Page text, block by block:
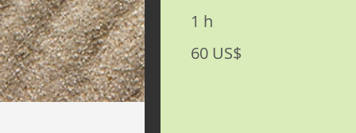
1 h
dólares
estadounidenses
60 US$